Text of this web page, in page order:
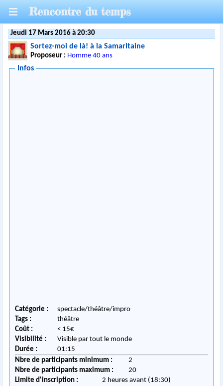
Rencontre du temps
Jeudi 17 Mars 2016 à 20:30
Sortez-moi de là! à la Samaritaine
Proposeur : Homme 40 ans
Infos
Catégorie :
spectacle/théâtre/impro
Tags :
théâtre
Coût :
< 15€
Visibilité :
Visible par tout le monde
Durée :
01:15
Nbre de participants minimum :
2
Nbre de participants maximum :
20
Limite d'inscription :
2 heures avant (18:30)